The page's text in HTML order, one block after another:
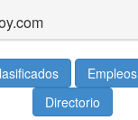
Empleos
Directorio